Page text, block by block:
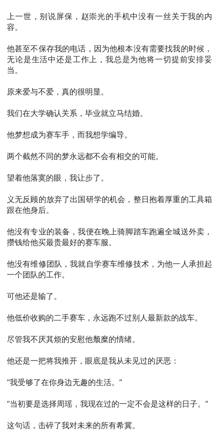
上一世，别说屏保，赵崇光的手机中没有一丝关于我的内
容。
他甚至不保存我的电话，因为他根本没有需要找我的时候，
无论是生活中还是工作上，我总是为他将一切提前安排妥
当。
原来爱与不爱，真的很明显。
我们在大学确认关系，毕业就立马结婚。
他梦想成为赛车手，而我想学编导。
两个截然不同的梦永远都不会有相交的可能。
望着他落寞的眼，我让步了。
义无反顾的放弃了出国研学的机会，整日抱着厚重的工具箱
跟在他身后。
他没有专业的装备，我便在晚上骑脚踏车跑遍全城送外卖，
攒钱给他买最贵最好的赛车服。
他没有维修团队，我就自学赛车维修技术，为他一人承担起
一个团队的工作。
可他还是输了。
他低价收购的二手赛车，永远跑不过别人最新款的战车。
尽管我不厌其烦的安慰他颓糜的情绪。
他还是一把将我推开，眼底是我从未见过的厌恶：
“我受够了在你身边无趣的生活。”
“当初要是选择周瑶，我现在过的一定不会是这样的日子。”
这句话，击碎了我对未来的所有希冀。